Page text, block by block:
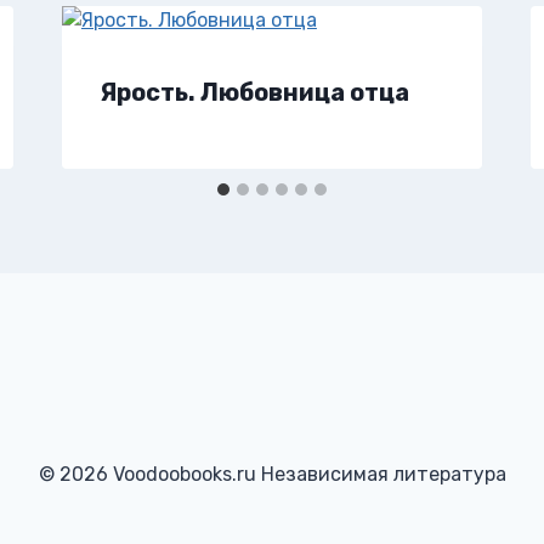
Ярость. Любовница отца
© 2026 Voodoobooks.ru Независимая литература